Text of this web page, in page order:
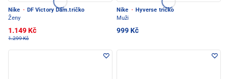
Nike · DF Victory Dám.tričko
Ženy
1.149 Kč
1.299 Kč
Nike · Hyverse tričko
Muži
999 Kč